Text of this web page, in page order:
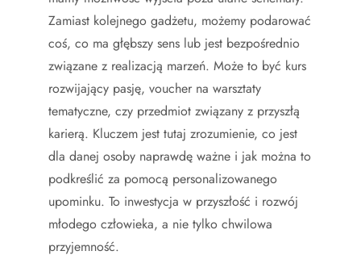
Zamiast kolejnego gadżetu, możemy podarować
coś, co ma głębszy sens lub jest bezpośrednio
związane z realizacją marzeń. Może to być kurs
rozwijający pasję, voucher na warsztaty
tematyczne, czy przedmiot związany z przyszłą
karierą. Kluczem jest tutaj zrozumienie, co jest
dla danej osoby naprawdę ważne i jak można to
podkreślić za pomocą personalizowanego
upominku. To inwestycja w przyszłość i rozwój
młodego człowieka, a nie tylko chwilowa
przyjemność.